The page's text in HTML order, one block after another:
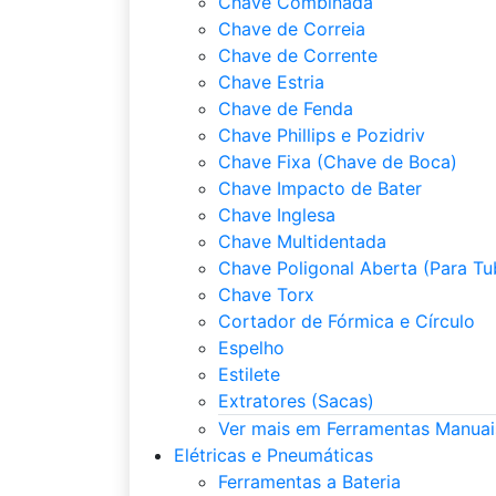
Chave de Correia
Chave de Corrente
Chave Estria
Chave de Fenda
Chave Phillips e Pozidriv
Chave Fixa (Chave de Boca)
Chave Impacto de Bater
Chave Inglesa
Chave Multidentada
Chave Poligonal Aberta (Para
Chave Torx
Cortador de Fórmica e Círculo
Espelho
Estilete
Extratores (Sacas)
Ver mais em Ferramentas
Elétricas e Pneumáticas
Ferramentas a Bateria